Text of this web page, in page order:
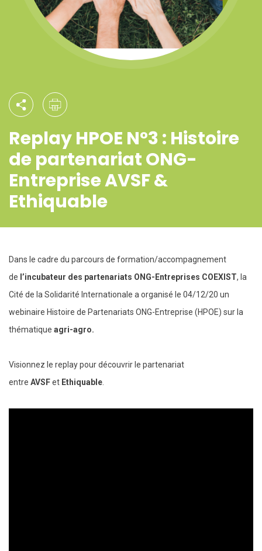
Replay HPOE N°3 : Histoire
de partenariat ONG-
Entreprise AVSF &
Ethiquable
Dans le cadre du parcours de formation/accompagnement
de l’incubateur des partenariats ONG-Entreprises COEXIST, la
Cité de la Solidarité Internationale a organisé le 04/12/20 un
webinaire Histoire de Partenariats ONG-Entreprise (HPOE) sur la
thématique agri-agro.
Visionnez le replay pour découvrir le partenariat
entre AVSFet Ethiquable